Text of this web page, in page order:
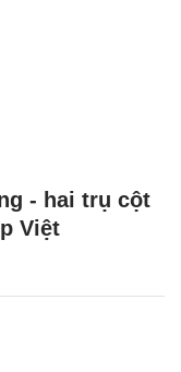
- hai trụ cột
Việt